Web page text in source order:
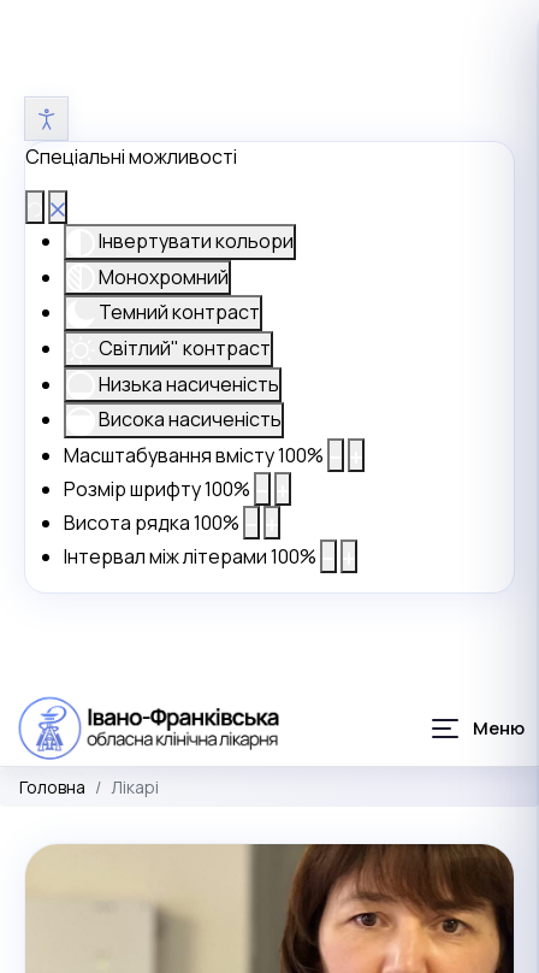
Спеціальні можливості
Інвертувати кольори
Монохромний
Темний контраст
Світлий" контраст
Низька насиченість
Висока насиченість
Масштабування вмісту100%
Розмір шрифту100%
Висота рядка100%
Інтервал між літерами100%
Головна Лікарі